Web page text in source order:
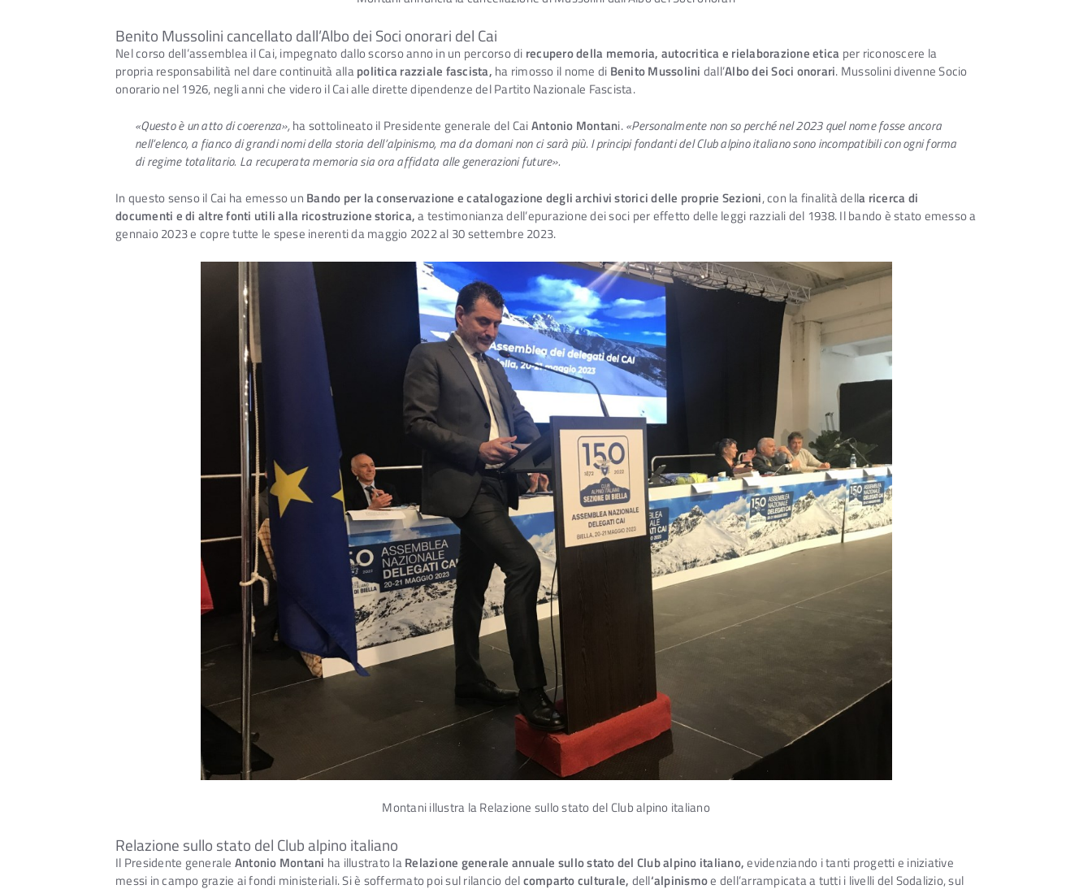
Benito Mussolini cancellato dall’Albo dei Soci onorari del Cai
Nel corso dell’assemblea il Cai, impegnato dallo scorso anno in un percorso di recupero della memoria, autocritica e rielaborazione etica per riconoscere la
propria responsabilità nel dare continuità allapolitica razziale fascista, ha rimosso il nome di Benito Mussolini dall’Albo dei Soci onorari. Mussolini divenne Socio
onorario nel 1926, negli anni che videro il Cai alle dirette dipendenze del Partito Nazionale Fascista.
«Questo è un atto di coerenza»,ha sottolineato il Presidente generale del CaiAntonio Montani.«Personalmente non so perché nel 2023 quel nome fosse ancora
nell’elenco, a fianco di grandi nomi della storia dell’alpinismo, ma da domani non ci sarà più. I principi fondanti del Club alpino italiano sono incompatibili con ogni forma
di regime totalitario. La recuperata memoria sia ora affidata alle generazioni future».
In questo senso il Cai ha emesso un Bando per la conservazione e catalogazione degli archivi storici delle proprie Sezioni, con la finalità della ricerca di
documenti e di altre fonti utili alla ricostruzione storica,a testimonianza dell’epurazione dei soci per effetto delle leggi razziali del 1938. Il bando è stato emesso a
gennaio 2023 e copre tutte le spese inerenti da maggio 2022 al 30 settembre 2023.
Montani illustra la Relazione sullo stato del Club alpino italiano
Relazione sullo stato del Club alpino italiano
Il Presidente generale Antonio Montani ha illustrato laRelazione generale annuale sullo stato del Club alpino italiano,evidenziando i tanti progetti e iniziative
messi in campo grazie ai fondi ministeriali. Si è soffermato poi sul rilancio delcomparto culturale, dell‘alpinismoe dell’arrampicata a tutti i livelli del Sodalizio, sul